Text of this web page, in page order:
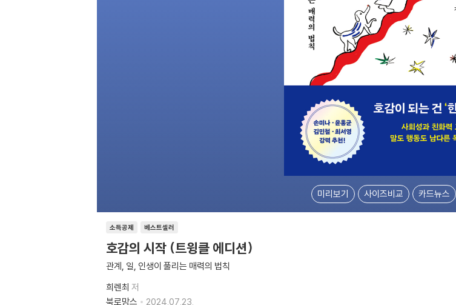
미리보기 사이즈비교 카드뉴스
소득공제 베스트셀러
호감의 시작 (트윙클 에디션)
관계, 일, 인생이 풀리는 매력의 법칙
희렌최 저
북로망스
2024.07.23.